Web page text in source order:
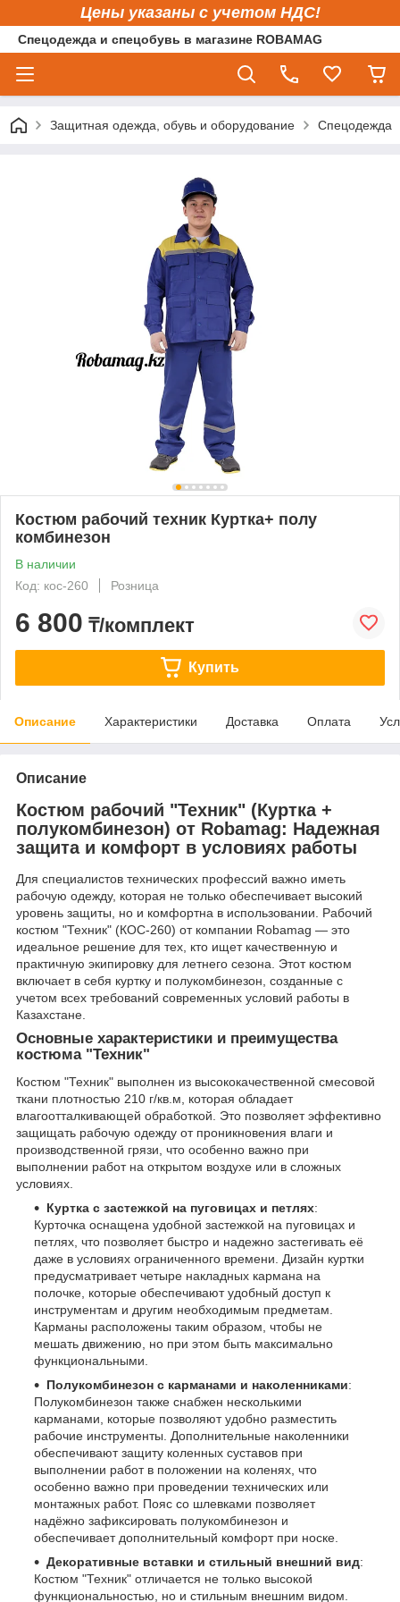
Цены указаны с учетом НДС!
Спецодежда и спецобувь в магазине ROBAMAG
Защитная одежда, обувь и оборудование Спецодежда
Костюм рабочий техник Куртка+ полу
комбинезон
В наличии
Код: кос-260
Розница
6 800 ₸/комплект
Купить
Описание Характеристики Доставка Оплата
Описание
Костюм рабочий "Техник" (Куртка +
полукомбинезон) от Robamag: Надежная
защита и комфорт в условиях работы
Для специалистов технических профессий важно иметь
рабочую одежду, которая не только обеспечивает высокий
уровень защиты, но и комфортна в использовании. Рабочий
костюм "Техник" (КОС-260) от компании Robamag — это
идеальное решение для тех, кто ищет качественную и
практичную экипировку для летнего сезона. Этот костюм
включает в себя куртку и полукомбинезон, созданные с
учетом всех требований современных условий работы в
Казахстане.
Основные характеристики и преимущества
костюма "Техник"
Костюм "Техник" выполнен из высококачественной смесовой
ткани плотностью 210 г/кв.м, которая обладает
влагоотталкивающей обработкой. Это позволяет эффективно
защищать рабочую одежду от проникновения влаги и
производственной грязи, что особенно важно при
выполнении работ на открытом воздухе или в сложных
условиях.
Куртка с застежкой на пуговицах и петлях:
Курточка оснащена удобной застежкой на пуговицах и
петлях, что позволяет быстро и надежно застегивать её
даже в условиях ограниченного времени. Дизайн куртки
предусматривает четыре накладных кармана на
полочке, которые обеспечивают удобный доступ к
инструментам и другим необходимым предметам.
Карманы расположены таким образом, чтобы не
мешать движению, но при этом быть максимально
функциональными.
Полукомбинезон с карманами и наколенниками:
Полукомбинезон также снабжен несколькими
карманами, которые позволяют удобно разместить
рабочие инструменты. Дополнительные наколенники
обеспечивают защиту коленных суставов при
выполнении работ в положении на коленях, что
особенно важно при проведении технических или
монтажных работ. Пояс со шлевками позволяет
надёжно зафиксировать полукомбинезон и
обеспечивает дополнительный комфорт при носке.
Декоративные вставки и стильный внешний вид:
Костюм "Техник" отличается не только высокой
функциональностью, но и стильным внешним видом.